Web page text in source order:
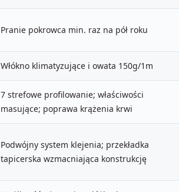
Pranie pokrowca min. raz na pół roku
Włókno klimatyzujące i owata 150g/1m
7 strefowe profilowanie; właściwości
masujące; poprawa krążenia krwi
Podwójny system klejenia; przekładka
tapicerska wzmacniająca konstrukcję